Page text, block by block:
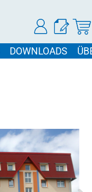
DOWNLOADS
Next